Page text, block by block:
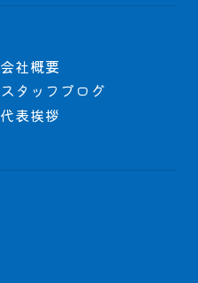
会社概要
スタッフブログ
代表挨拶